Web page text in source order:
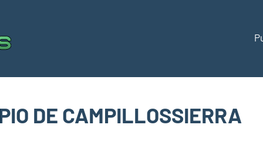
limpios
puntos
España
DE CAMPILLOSSIERRA